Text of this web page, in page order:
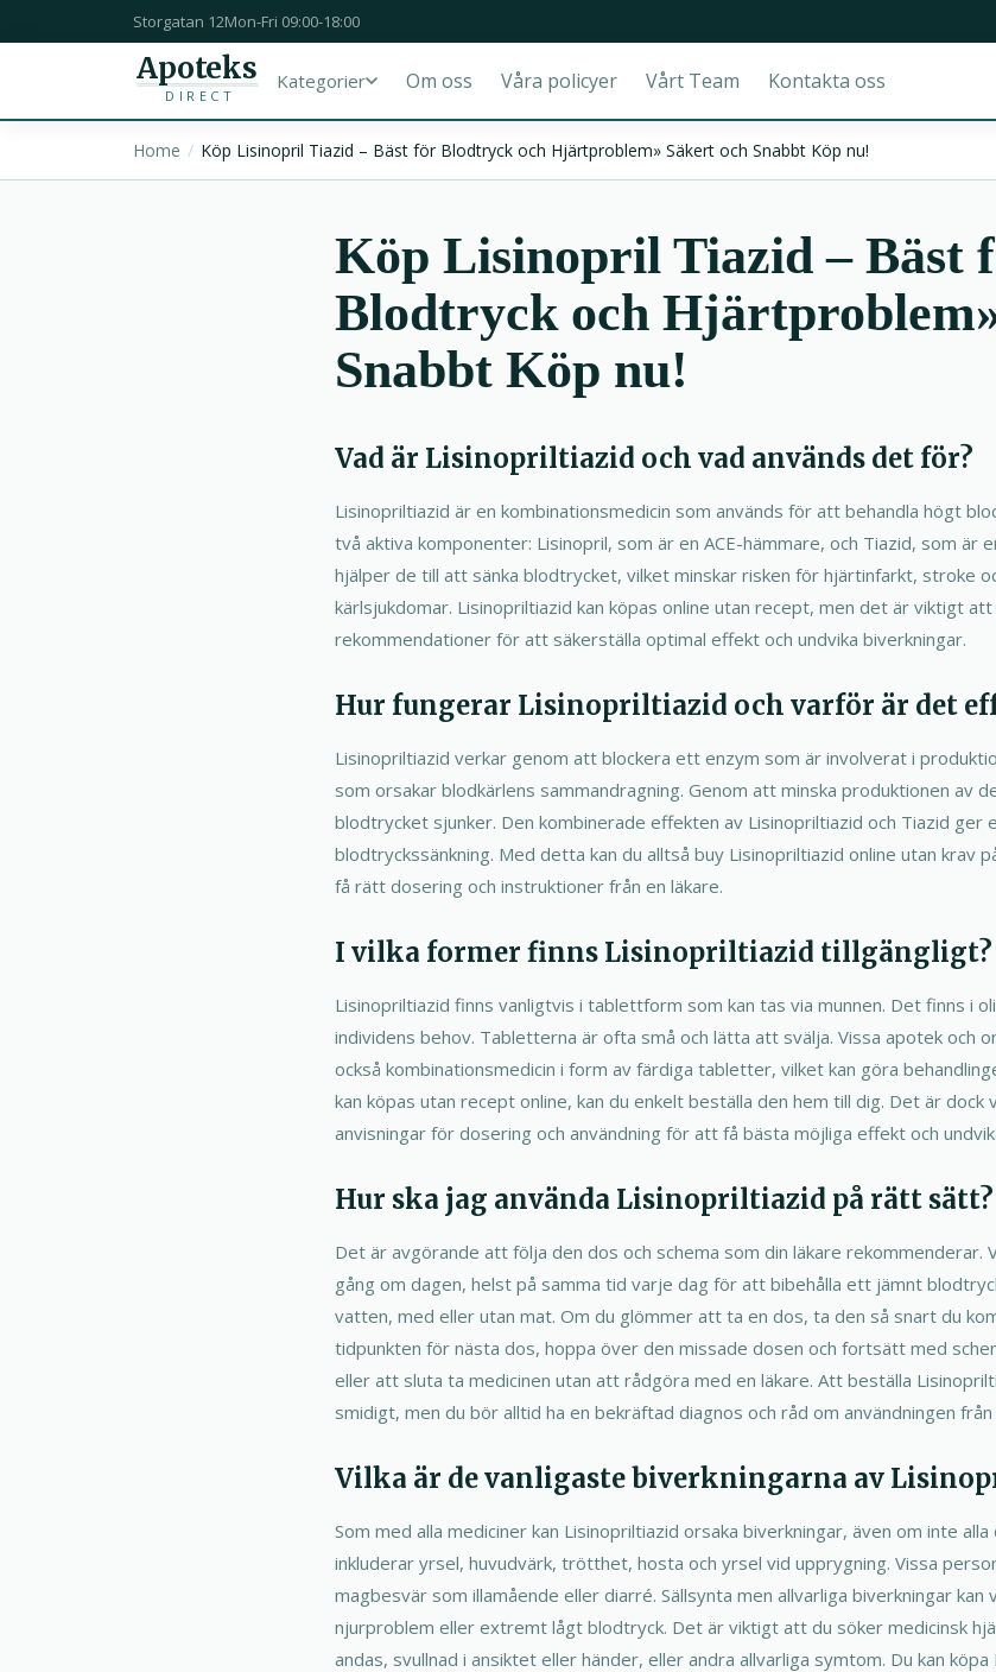
Storgatan 12Mon-Fri 09:00-18:00
Apoteks
DIRECT
Kategorier Om oss Våra policyer Vårt Team Kontakta oss
Home Köp Lisinopril Tiazid – Bäst för Blodtryck och Hjärtproblem» Säkert och Snabbt Köp nu!
Köp Lisinopril Tiazid – Bäst
Blodtryck och
Snabbt Köp nu!
Vad är Lisinopriltiazid och vad används det för?
Lisinopriltiazid är en kombinationsmedicin som används för att behandla högt
två aktiva komponenter: Lisinopril, som är en ACE-hämmare, och Tiazid, som är
hjälper de till att sänka blodtrycket, vilket minskar risken för hjärtinfarkt, stroke
kärlsjukdomar. Lisinopriltiazid kan köpas online utan recept, men det är viktigt
rekommendationer för att säkerställa optimal effekt och undvika biverkningar.
Hur fungerar Lisinopriltiazid och varför är det
Lisinopriltiazid verkar genom att blockera ett enzym som är involverat i
som orsakar blodkärlens sammandragning. Genom att minska produktionen av
blodtrycket sjunker. Den kombinerade effekten av Lisinopriltiazid och Tiazid ger
blodtryckssänkning. Med detta kan du alltså buy Lisinopriltiazid online utan krav
få rätt dosering och instruktioner från en läkare.
I vilka former finns Lisinopriltiazid tillgängligt?
Lisinopriltiazid finns vanligtvis i tablettform som kan tas via munnen. Det finns i
individens behov. Tabletterna är ofta små och lätta att svälja. Vissa apotek och
också kombinationsmedicin i form av färdiga tabletter, vilket kan göra
kan köpas utan recept online, kan du enkelt beställa den hem till dig. Det är dock
anvisningar för dosering och användning för att få bästa möjliga effekt och
Hur ska jag använda Lisinopriltiazid på rätt sätt?
Det är avgörande att följa den dos och schema som din läkare rekommenderar.
gång om dagen, helst på samma tid varje dag för att bibehålla ett jämnt
vatten, med eller utan mat. Om du glömmer att ta en dos, ta den så snart du
tidpunkten för nästa dos, hoppa över den missade dosen och fortsätt med
eller att sluta ta medicinen utan att rådgöra med en läkare. Att beställa
smidigt, men du bör alltid ha en bekräftad diagnos och råd om användningen
Vilka är de vanligaste biverkningarna av
Som med alla mediciner kan Lisinopriltiazid orsaka biverkningar, även om inte
inkluderar yrsel, huvudvärk, trötthet, hosta och yrsel vid upprygning. Vissa
magbesvär som illamående eller diarré. Sällsynta men allvarliga biverkningar kan
njurproblem eller extremt lågt blodtryck. Det är viktigt att du söker medicinsk
andas, svullnad i ansiktet eller händer, eller andra allvarliga symtom. Du kan